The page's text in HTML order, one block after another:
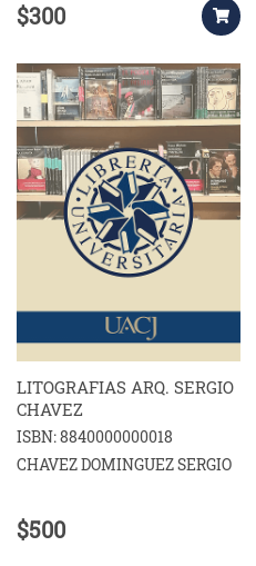
$300
LITOGRAFIAS ARQ. SERGIO
CHAVEZ
ISBN: 8840000000018
CHAVEZ DOMINGUEZ SERGIO
$500